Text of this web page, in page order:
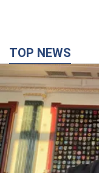
TOP NEWS